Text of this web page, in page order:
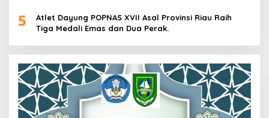
5
Atlet Dayung POPNAS XVII Asal Provinsi Riau Raih
Tiga Medali Emas dan Dua Perak.